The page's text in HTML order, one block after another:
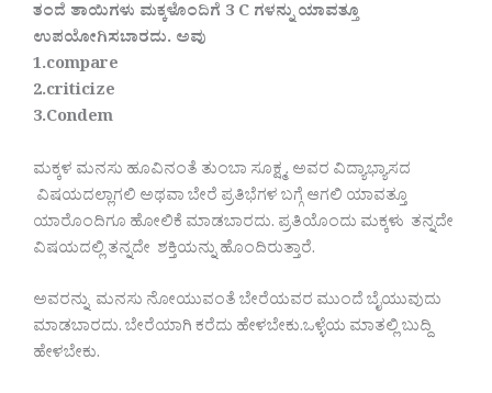
ತಂದೆ ತಾಯಿಗಳು ಮಕ್ಕಳೊಂದಿಗೆ 3 C ಗಳನ್ನು ಯಾವತ್ತೂ
ಉಪಯೋಗಿಸಬಾರದು. ಅವು
1.compare
2.criticize
3.Condem
ಮಕ್ಕಳ ಮನಸು ಹೂವಿನಂತೆ ತುಂಬಾ ಸೂಕ್ಷ್ಮ. ಅವರ ವಿದ್ಯಾಭ್ಯಾಸದ
ವಿಷಯದಲ್ಲಾಗಲಿ ಅಥವಾ ಬೇರೆ ಪ್ರತಿಭೆಗಳ ಬಗ್ಗೆ ಆಗಲಿ ಯಾವತ್ತೂ
ಯಾರೊಂದಿಗೂ ಹೋಲಿಕೆ ಮಾಡಬಾರದು. ಪ್ರತಿಯೊಂದು ಮಕ್ಕಳು ತನ್ನದೇ
ವಿಷಯದಲ್ಲಿ ತನ್ನದೇ ಶಕ್ತಿಯನ್ನು ಹೊಂದಿರುತ್ತಾರೆ.
ಅವರನ್ನು ಮನಸು ನೋಯುವಂತೆ ಬೇರೆಯವರ ಮುಂದೆ ಬೈಯುವುದು
ಮಾಡಬಾರದು. ಬೇರೆಯಾಗಿ ಕರೆದು ಹೇಳಬೇಕು.ಒಳ್ಳೆಯ ಮಾತಲ್ಲಿ ಬುದ್ದಿ
ಹೇಳಬೇಕು.